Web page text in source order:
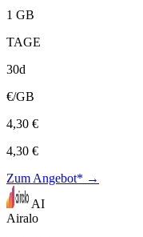
1 GB
TAGE
30d
€/GB
4,30 €
4,30 €
Zum Angebot* →
AI
Airalo